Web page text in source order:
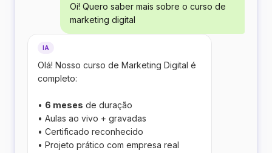
Oi! Quero saber mais sobre o curso de
marketing digital
IA
Olá! Nosso curso de Marketing Digital é
completo:
• 6 meses de duração
• Aulas ao vivo + gravadas
• Certificado reconhecido
• Projeto prático com empresa real